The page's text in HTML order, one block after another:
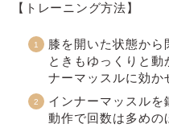
【トレーニング方法】
膝を開いた状態から
ときもゆっくりと
ナーマッスルに効か
インナーマッスルを
動作で回数は多めの